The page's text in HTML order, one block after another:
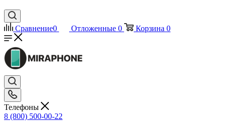
Сравнение0 Отложенные 0 Корзина 0
Телефоны
8 (800) 500-00-22